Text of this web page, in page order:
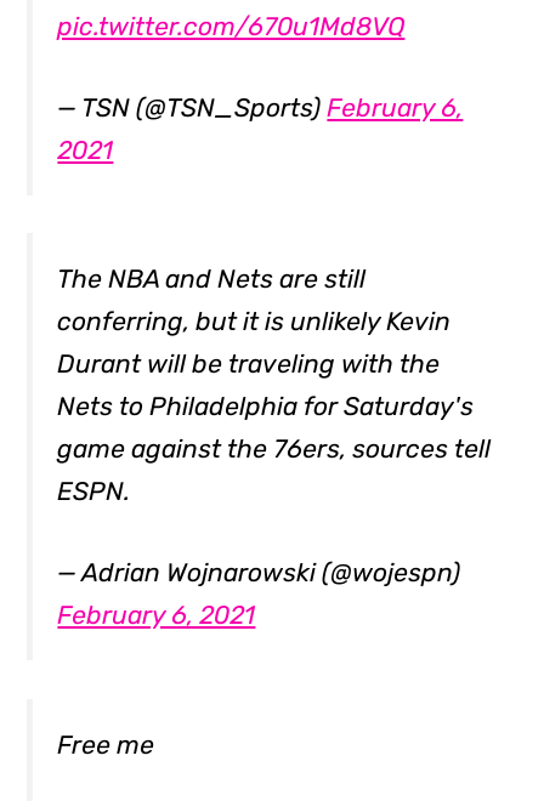
pic.twitter.com/670u1Md8VQ
— TSN (@TSN_Sports)February 6,
2021
The NBA and Nets are still
conferring, but it is unlikely Kevin
Durant will be traveling with the
Nets to Philadelphia for Saturday's
game against the 76ers, sources tell
ESPN.
— Adrian Wojnarowski (@wojespn)
February 6, 2021
Free me